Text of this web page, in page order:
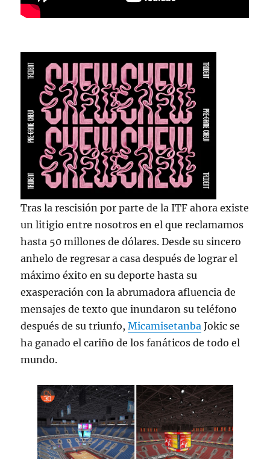
Tras la rescisión por parte de la ITF ahora existe
un litigio entre nosotros en el que reclamamos
hasta 50 millones de dólares. Desde su sincero
anhelo de regresar a casa después de lograr el
máximo éxito en su deporte hasta su
exasperación con la abrumadora afluencia de
mensajes de texto que inundaron su teléfono
después de su triunfo,Micamisetanba Jokic se
ha ganado el cariño de los fanáticos de todo el
mundo.